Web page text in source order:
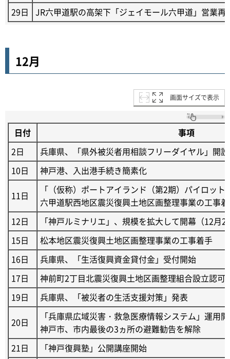
29日
JR六甲道駅の高架下「ジェイモール六甲道」営業再
12月
画面サイズで表示
日付
事項
2日
兵庫県、「県外被災者用相談フリーダイヤル」開設
10日
神戸港、入出港手続き簡素化
11日
「（仮称）ポートアイランド（第2期）パイロット
六甲道駅西地区震災復興土地区画整理事業の工事
12日
「神戸ルミナリエ」、規模を拡大して開幕（12月
15日
松本地区震災復興土地区画整理事業の工事着手
16日
兵庫県、「生活復興資金貸付金」受付開始
17日
神前町2丁目北震災復興土地区画整理組合設立認可
19日
兵庫県、「被災者の生活支援対策」発表
20日
「兵庫県広域災害・救急医療情報システム」運用
神戸市、市内最後の3ヵ所の避難勧告を解除
21日
「神戸復興塾」公開講座開始